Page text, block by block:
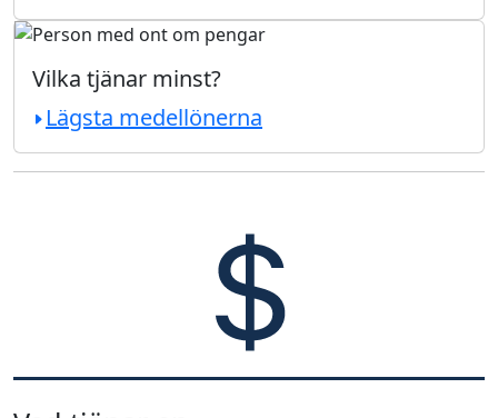
Vilka tjänar minst?
Lägsta medellönerna